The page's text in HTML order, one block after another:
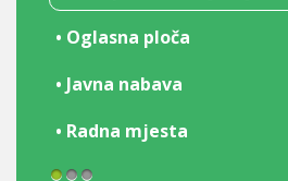
• Oglasna ploča
• Javna nabava
• Radna mjesta